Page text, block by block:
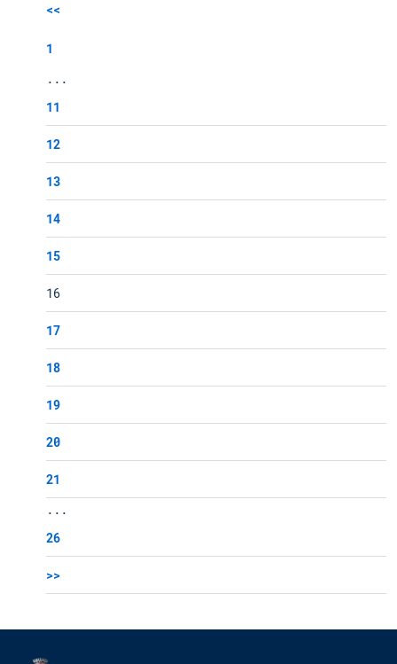
<<
1
...
11
12
13
14
15
16
17
18
19
20
21
...
26
>>